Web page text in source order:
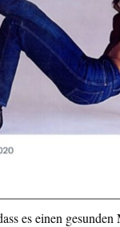
es einen